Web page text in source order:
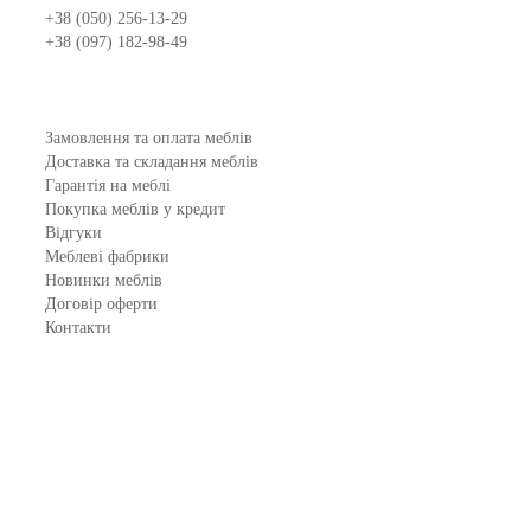
+38 (050) 256-13-29
+38 (097) 182-98-49
Замовлення та оплата меблів
Доставка та складання меблів
Гарантія на меблі
Покупка меблів у кредит
Відгуки
Меблеві фабрики
Новинки меблів
Договір оферти
Контакти